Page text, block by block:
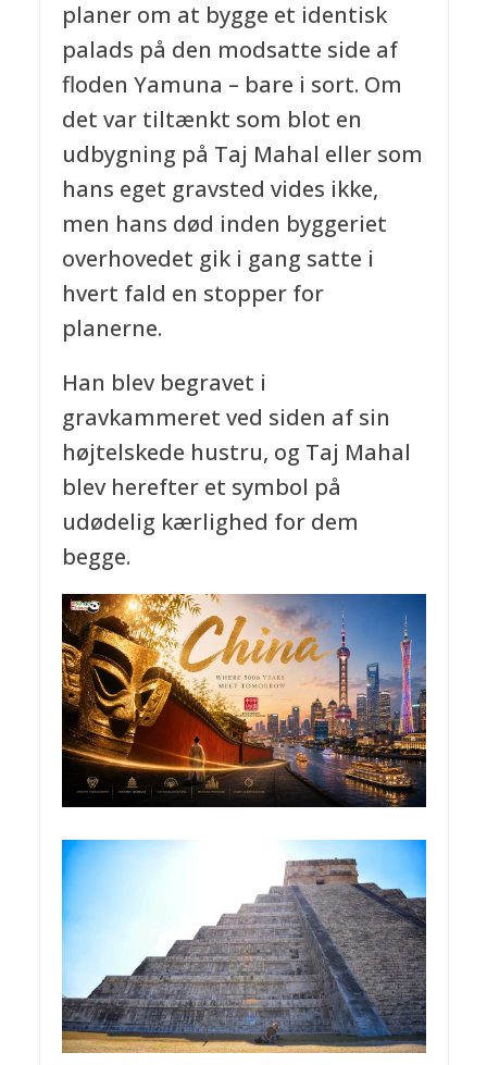
planer om at bygge et identisk
palads på den modsatte side af
floden Yamuna – bare i sort. Om
det var tiltænkt som blot en
udbygning på Taj Mahal eller som
hans eget gravsted vides ikke,
men hans død inden byggeriet
overhovedet gik i gang satte i
hvert fald en stopper for
planerne.
Han blev begravet i
gravkammeret ved siden af sin
højtelskede hustru, og Taj Mahal
blev herefter et symbol på
udødelig kærlighed for dem
begge.